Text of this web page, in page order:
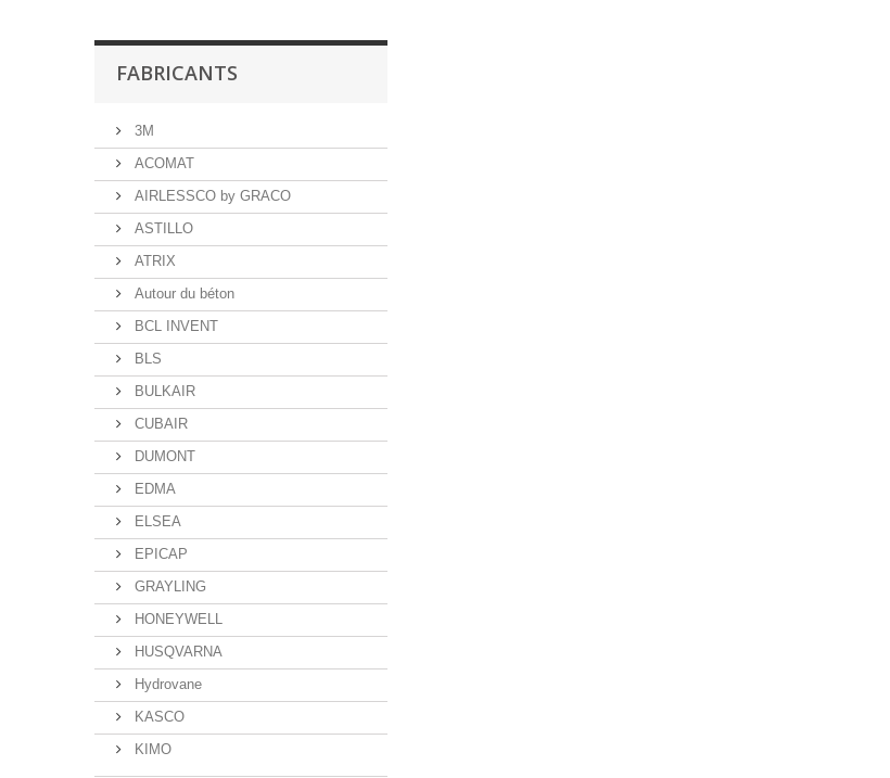
FABRICANTS
3M
ACOMAT
AIRLESSCO by GRACO
ASTILLO
ATRIX
Autour du béton
BCL INVENT
BLS
BULKAIR
CUBAIR
DUMONT
EDMA
ELSEA
EPICAP
GRAYLING
HONEYWELL
HUSQVARNA
Hydrovane
KASCO
KIMO